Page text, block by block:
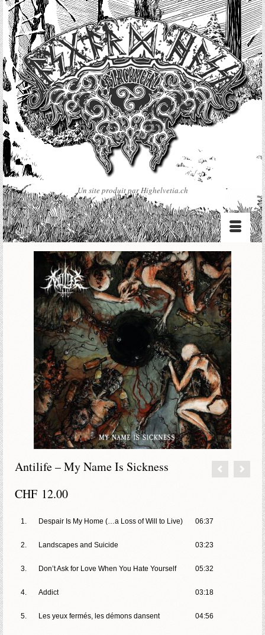
Un site produit par Highelvetia.ch
Antilife – My Name Is Sickness
CHF 12.00
1. Despair Is My Home (…a Loss of Will to Live) 06:37
2. Landscapes and Suicide 03:23
3. Don’t Ask for Love When You Hate Yourself 05:32
4. Addict 03:18
5. Les yeux fermés, les démons dansent 04:56